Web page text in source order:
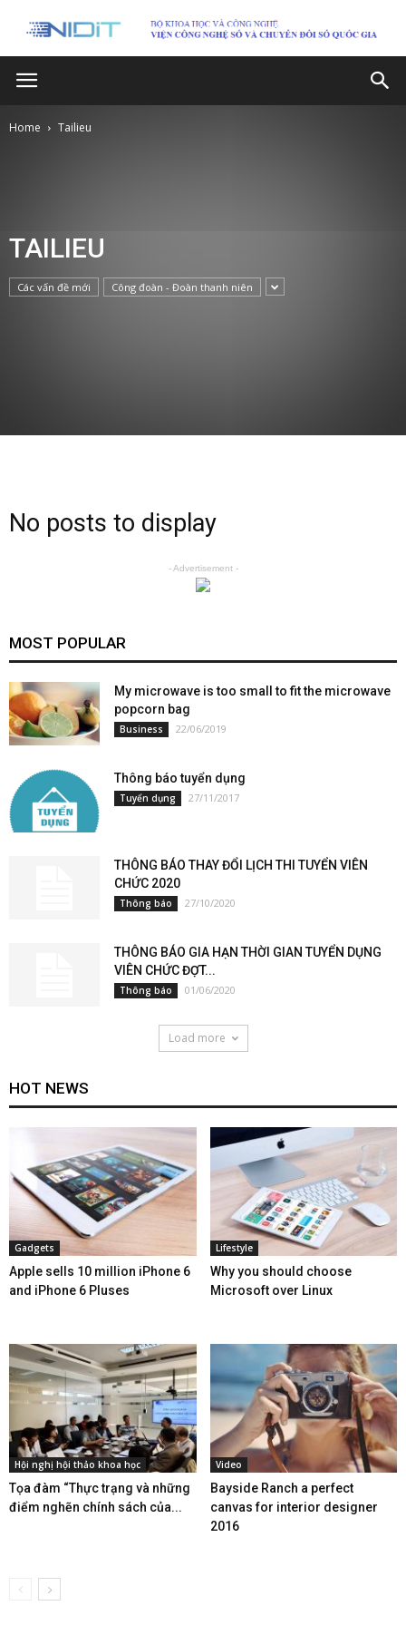
Home Tailieu
TAILIEU
Các vấn đề mới Công đoàn - Đoàn thanh niên
No posts to display
- Advertisement -
MOST POPULAR
My microwave is too small to fit the microwave
popcorn bag
Business 22/06/2019
Thông báo tuyển dụng
Tuyển dụng 27/11/2017
THÔNG BÁO THAY ĐỔI LỊCH THI TUYỂN VIÊN
CHỨC 2020
Thông báo 27/10/2020
THÔNG BÁO GIA HẠN THỜI GIAN TUYỂN DỤNG
VIÊN CHỨC ĐỢT...
Thông báo 01/06/2020
Load more
HOT NEWS
Gadgets
Apple sells 10 million iPhone 6
and iPhone 6 Pluses
Lifestyle
Why you should choose
Microsoft over Linux
Hội nghị hội thảo khoa học
Tọa đàm “Thực trạng và những
điểm nghẽn chính sách của...
Video
Bayside Ranch a perfect
canvas for interior designer
2016